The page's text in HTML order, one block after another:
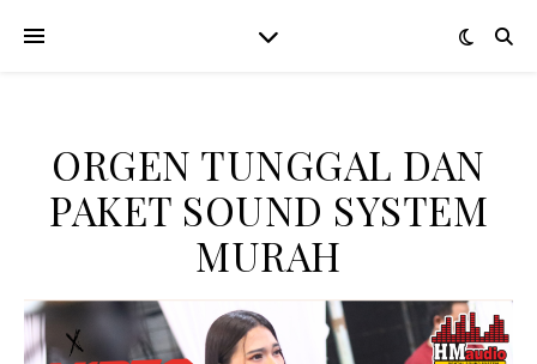
ORGEN TUNGGAL DAN
PAKET SOUND SYSTEM
MURAH